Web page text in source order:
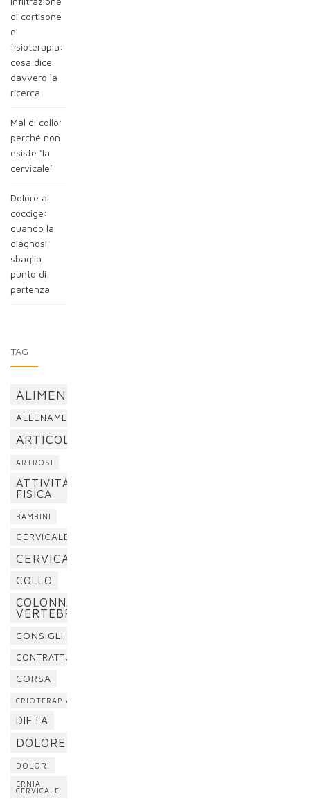
di cortisone
e
fisioterapia:
cosa dice
davvero la
ricerca
Mal di collo:
perché non
esiste ‘la
cervicale’
Dolore al
coccige:
quando la
diagnosi
sbaglia
punto di
partenza
TAG
ALIMENTAZIONE
ALLENAMENTO
ARTICOLAZIONI
ARTROSI
ATTIVITÀ
FISICA
BAMBINI
CERVICALE
CERVICALGIA
COLLO
COLONNA
VERTEBRALE
CONSIGLI
CONTRATTURA
CORSA
CRIOTERAPIA
DIETA
DOLORE
DOLORI
ERNIA
CERVICALE